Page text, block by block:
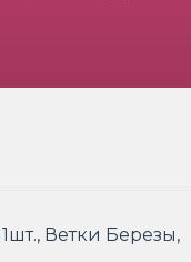
Ветки Березы,